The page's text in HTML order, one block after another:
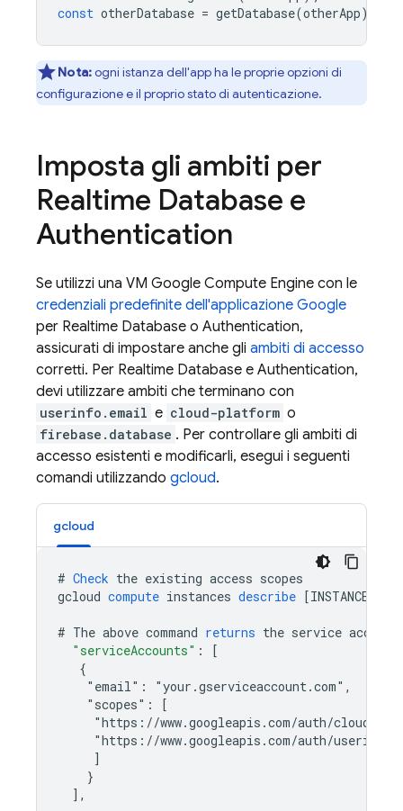
const otherDatabase = getDatabase(otherApp);
Nota:ogni istanza dell'app ha le proprie opzioni di
configurazione e il proprio stato di autenticazione.
Imposta gli ambiti per
Realtime Database e
Authentication
Se utilizzi una VM Google Compute Engine con le
credenziali predefinite dell'applicazione Google
per Realtime Database o Authentication,
assicurati di impostare anche gli ambiti di accesso
corretti. Per Realtime Database e Authentication,
devi utilizzare ambiti che terminano con
userinfo.email e cloud-platform o
firebase.database . Per controllare gli ambiti di
accesso esistenti e modificarli, esegui i seguenti
comandi utilizzando gcloud.
gcloud
# Check the existing access scopes
gcloud compute instances describe [
# The above command returns the service account
"serviceAccounts" :
[
   {
    "email": "your.gserviceaccount.com",
    "scopes": [
"https://www.googleapis.com/auth/cloud-
"https://www.googleapis.com/auth/
]
}
] ,